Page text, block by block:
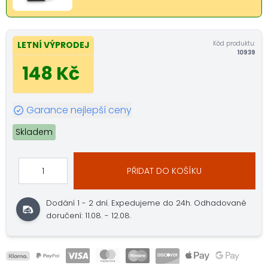
LETNÍ VÝPRODEJ
148 Kč
Kód produktu:
10939
Garance nejlepší ceny
Skladem
PŘIDAT DO KOŠÍKU
Dodání 1 - 2 dní. Expedujeme do 24h. Odhadované
doručení: 11.08. - 12.08.